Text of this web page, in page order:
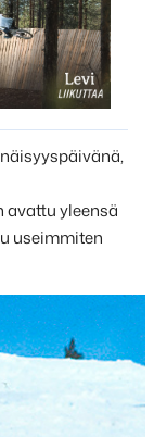
avattu yleensä
useimmiten